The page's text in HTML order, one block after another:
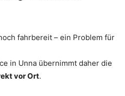
fahrbereit – ein Problem für
in Unna übernimmt daher die
vor Ort.